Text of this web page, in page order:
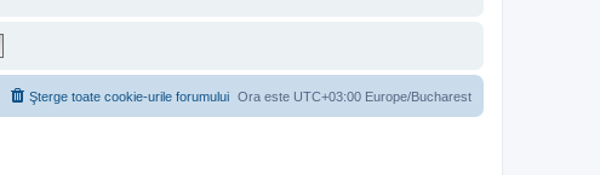
Ora este UTC+03:00 Europe/Bucharest
Şterge toate cookie-urile forumului